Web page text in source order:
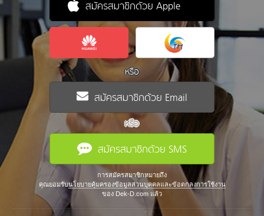
สมัครสมาชิกด้วย Apple
หรือ
สมัครสมาชิกด้วย Email
หรือ
สมัครสมาชิกด้วย SMS
การสมัครสมาชิกหมายถึง
คุณยอมรับนโยบายคุ้มครองข้อมูลส่วนบุคคลและข้อตกลงการใช้งาน
ของ Dek-D.com แล้ว